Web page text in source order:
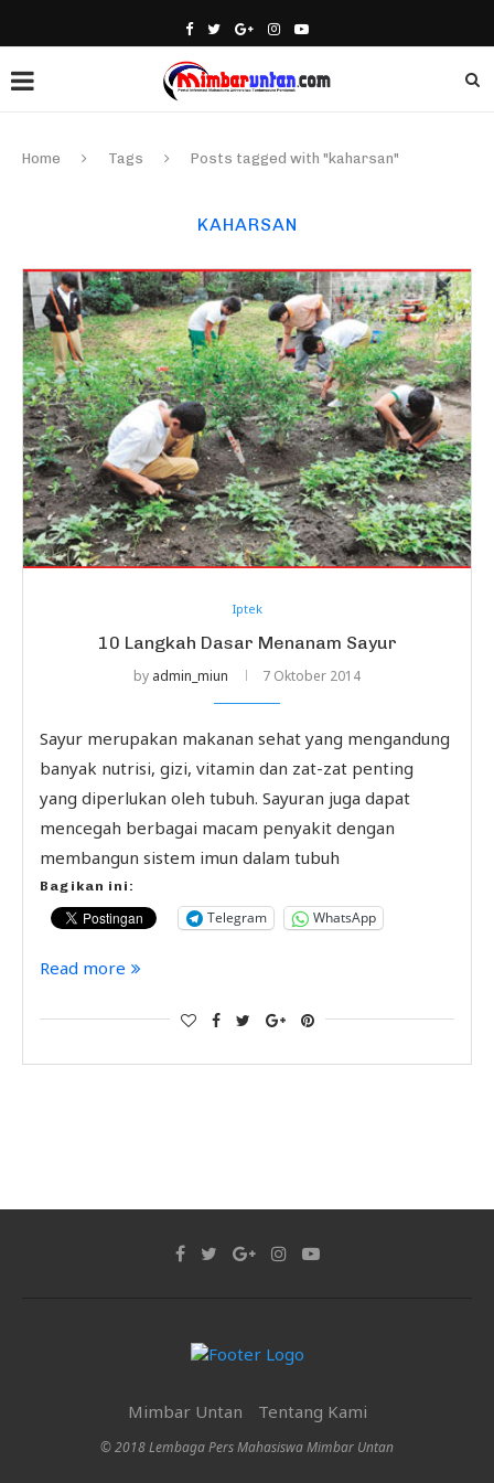
Home Tags Posts tagged with "kaharsan"
KAHARSAN
Iptek
10 Langkah Dasar Menanam Sayur
by admin_miun 7 Oktober 2014
Sayur merupakan makanan sehat yang mengandung
banyak nutrisi, gizi, vitamin dan zat-zat penting
yang diperlukan oleh tubuh. Sayuran juga dapat
mencegah berbagai macam penyakit dengan
membangun sistem imun dalam tubuh
Bagikan ini:
Telegram WhatsApp
Read more
Mimbar Untan Tentang Kami
© 2018 Lembaga Pers Mahasiswa Mimbar Untan